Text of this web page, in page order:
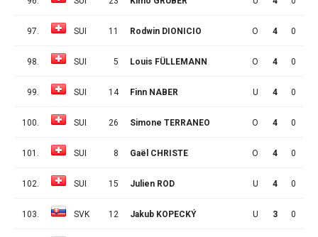
97. SUI 11 Rodwin DIONICIO O 4 0
98. SUI 5 Louis FÜLLEMANN O 4 0
99. SUI 14 Finn NABER U 4 0
100. SUI 26 Simone TERRANEO O 4 0
101. SUI 8 Gaël CHRISTE O 4 0
102. SUI 15 Julien ROD U 4 0
103. SVK 12 Jakub KOPECKÝ U 3 0